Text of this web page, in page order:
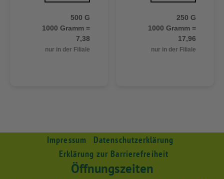
500 G
1000 Gramm =
7,38
nur in der Filiale
250 G
1000 Gramm =
17,96
nur in der Filiale
Impressum
Datenschutzerklärung
Erklärung zur Barrierefreiheit
Öffnungszeiten